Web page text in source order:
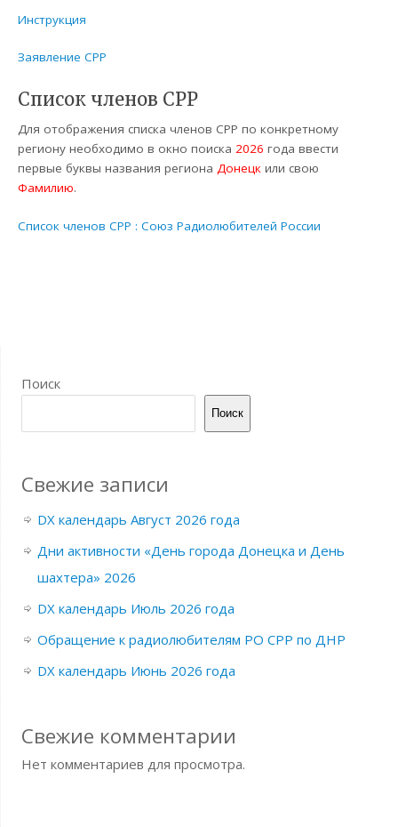
Инструкция
Заявление СРР
Список членов СРР
Для отображения списка членов СРР по конкретному
региону необходимо в окно поиска2026 года ввести
первые буквы названия региона Донецк или свою
Фамилию.
Список членов СРР : Союз Радиолюбителей России
Поиск
Поиск
Свежие записи
DX календарь Август 2026 года
Дни активности «День города Донецка и День
шахтера» 2026
DX календарь Июль 2026 года
Обращение к радиолюбителям РО СРР по ДНР
DX календарь Июнь 2026 года
Свежие комментарии
Нет комментариев для просмотра.